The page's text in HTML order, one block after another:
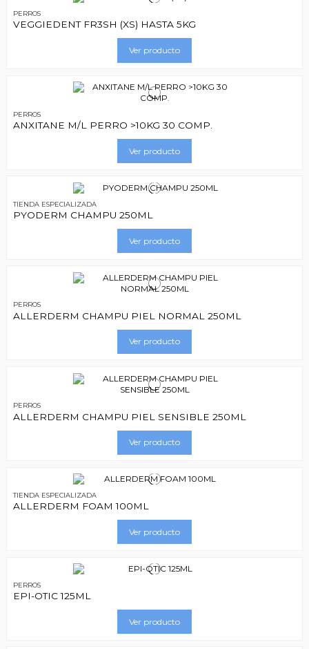
PERROS
VEGGIEDENT FR3SH (XS) HASTA 5KG
Ver producto
PERROS
ANXITANE M/L PERRO >10KG 30 COMP.
Ver producto
TIENDA ESPECIALIZADA
PYODERM CHAMPU 250ML
Ver producto
PERROS
ALLERDERM CHAMPU PIEL NORMAL 250ML
Ver producto
PERROS
ALLERDERM CHAMPU PIEL SENSIBLE 250ML
Ver producto
TIENDA ESPECIALIZADA
ALLERDERM FOAM 100ML
Ver producto
PERROS
EPI-OTIC 125ML
Ver producto